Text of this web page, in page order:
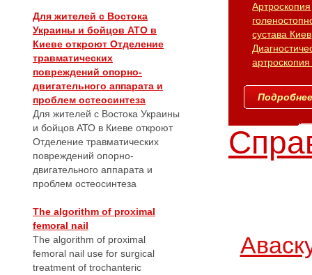
Для жителей с Востока
Украины и бойцов АТО в
Киеве откроют Отделение
травматических
повреждений опорно-
двигательного аппарата и
проблем остеосинтеза
Для жителей с Востока Украины
и бойцов АТО в Киеве откроют
Отделение травматических
повреждений опорно-
двигательного аппарата и
проблем остеосинтеза
The algorithm of proximal
femoral nail
The algorithm of proximal
femoral nail use for surgical
treatment of trochanteric
Артроскопия
сустава Киев